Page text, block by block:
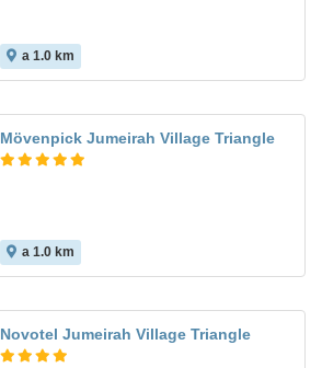
a 1.0 km
Mövenpick Jumeirah Village Triangle
a 1.0 km
Novotel Jumeirah Village Triangle